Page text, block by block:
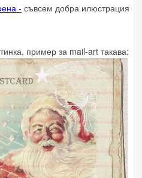
- съвсем добра илюстрация
пример за mail-art такава: